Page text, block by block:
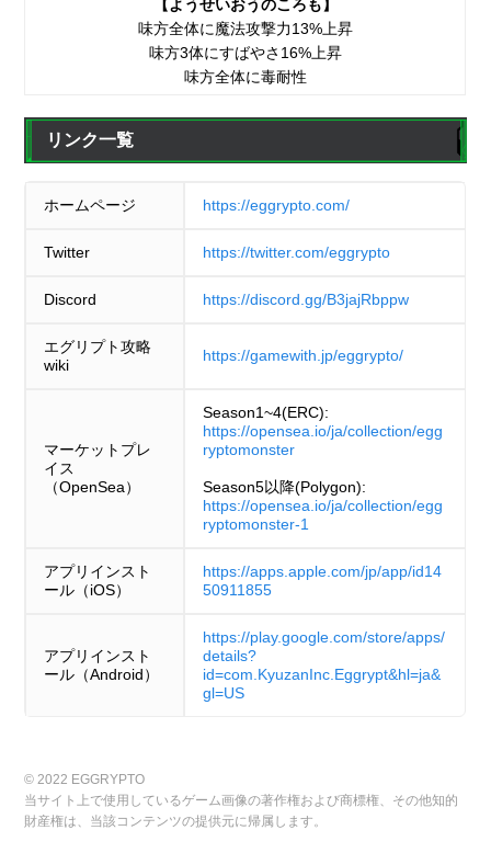
【ようせいおうのころも】
味方全体に魔法攻撃力13%上昇
味方3体にすばやさ16%上昇
味方全体に毒耐性
リンク一覧
ホームページ https://eggrypto.com/
Twitter https://twitter.com/eggrypto
Discord https://discord.gg/B3jajRbppw
エグリプト攻略
wiki
https://gamewith.jp/eggrypto/
マーケットプレ
イス
（OpenSea）
Season1~4(ERC):
https://opensea.io/ja/collection/egg
ryptomonster
Season5以降(Polygon):
https://opensea.io/ja/collection/egg
ryptomonster-1
アプリインスト
ール（iOS）
https://apps.apple.com/jp/app/id14
50911855
アプリインスト
ール（Android）
https://play.google.com/store/apps/
details?
id=com.KyuzanInc.Eggrypt&hl=ja&
gl=US
© 2022 EGGRYPTO
当サイト上で使用しているゲーム画像の著作権および商標権、その他知的
財産権は、当該コンテンツの提供元に帰属します。